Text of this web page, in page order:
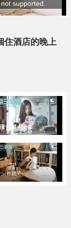
supported.
住酒店的晚上